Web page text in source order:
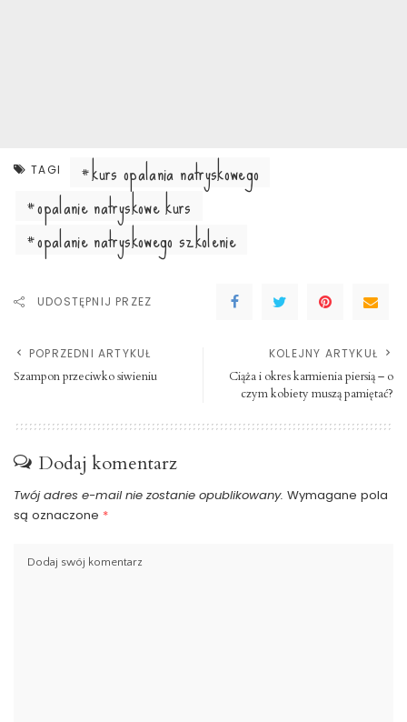
TAGI
kurs opalania natryskowego
opalanie natryskowe kurs
opalanie natryskowego szkolenie
UDOSTĘPNIJ PRZEZ
POPRZEDNI ARTYKUŁ
Szampon przeciwko siwieniu
KOLEJNY ARTYKUŁ
Ciąża i okres karmienia piersią – o
czym kobiety muszą pamiętać?
Dodaj komentarz
Twój adres e-mail nie zostanie opublikowany. Wymagane pola
są oznaczone *